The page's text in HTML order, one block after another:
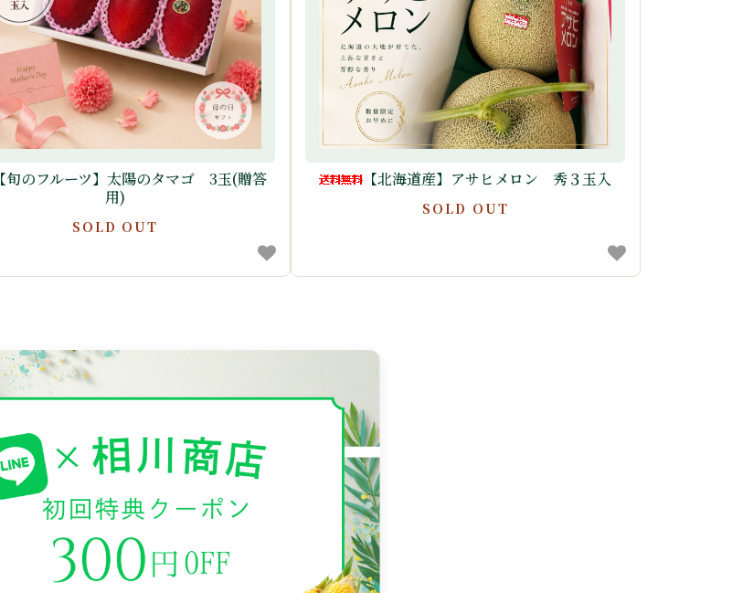
【旬のフルーツ】太陽のタマゴ 3玉(贈答
用)
SOLD OUT
【北海道産】アサヒメロン 秀３玉入
SOLD OUT